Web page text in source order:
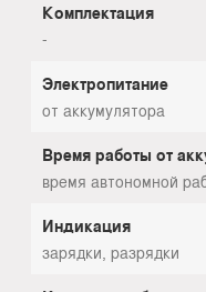
Комплектация
-
Электропитание
от аккумулятора
Время работы от
время автономной
Индикация
зарядки, разрядки